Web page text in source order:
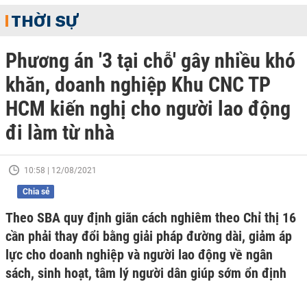
THỜI SỰ
Phương án '3 tại chỗ' gây nhiều khó
khăn, doanh nghiệp Khu CNC TP
HCM kiến nghị cho người lao động
đi làm từ nhà
10:58 | 12/08/2021
Chia sẻ
Theo SBA quy định giãn cách nghiêm theo Chỉ thị 16
cần phải thay đổi bằng giải pháp đường dài, giảm áp
lực cho doanh nghiệp và người lao động về ngân
sách, sinh hoạt, tâm lý người dân giúp sớm ổn định